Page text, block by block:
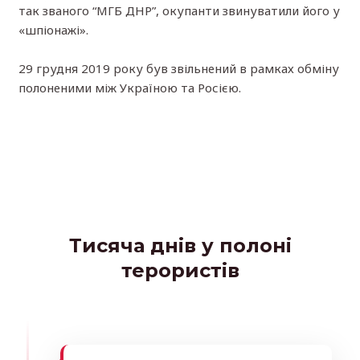
так званого “МГБ ДНР”, окупанти звинуватили його у
«шпіонажі».
29 грудня 2019 року був звільнений в рамках обміну
полоненими між Україною та Росією.
Тисяча днів у полоні
терористів